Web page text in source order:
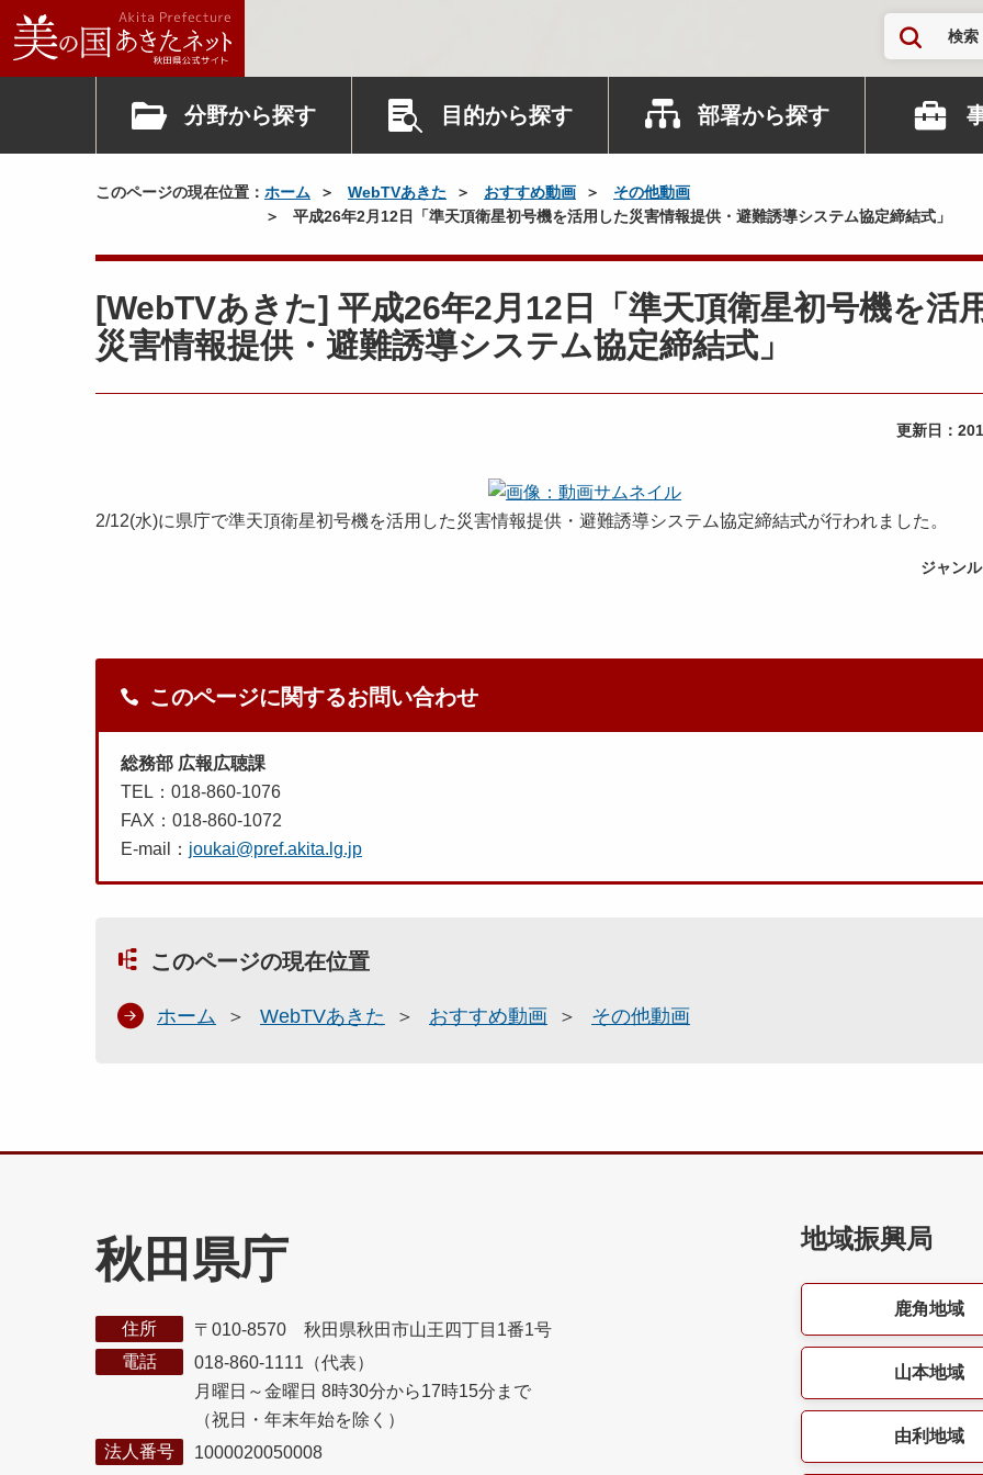
検索
分野から探す 目的から探す 部署から探す
このページの現在位置： ホーム WebTVあきた おすすめ動画
その他動画
平成26年2月12日「準天頂衛星初号機を活用した災害情報提供・避難誘導システム協定締結式」
[WebTVあきた] 平成26年2月12日「準天頂衛星初号機を活
災害情報提供・避難誘導システム協定締結式」
更新日：
2/12(水)に県庁で準天頂衛星初号機を活用した災害情報提供・避難誘導システム協定締結式が行われました。
ジャン
このページに関するお問い合わせ
総務部 広報広聴課
TEL：018-860-1076
FAX：018-860-1072
E-mail： joukai@pref.akita.lg.jp
このページの現在位置
ホーム WebTVあきた おすすめ動画 その他動画
秋田県庁
住所
〒010-8570 秋田県秋田市山王四丁目1番1号
電話
018-860-1111（代表）
月曜日～金曜日 8時30分から17時15分まで
（祝日・年末年始を除く）
法人番号
1000020050008
地域振興局
鹿角地域
山本地域
由利地域